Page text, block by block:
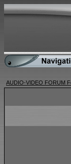
AUDIO-VIDEO FORUM